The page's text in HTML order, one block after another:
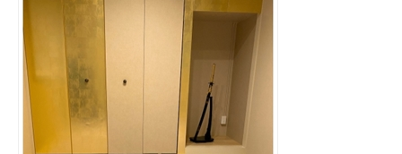
AI活用のいまが分かる
企業ITのトレンドを詳説
経営リーダーのコミュニティ